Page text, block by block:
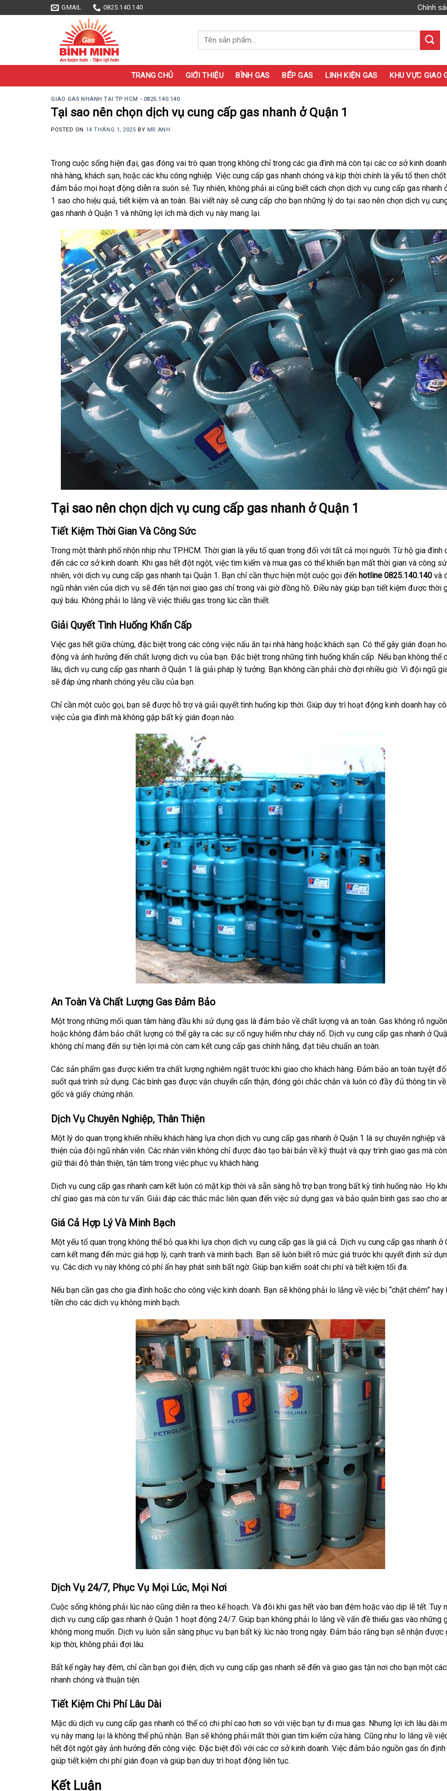
to
GMAIL 0825.140.140 Chính
Tìm
kiếm:
TRANG CHỦ GIỚI THIỆU BÌNH GAS BẾP GAS LINH KIỆN GAS KHU VỰC GIAO
GIAO GAS NHANH TẠI TP HCM - 0825.140.140
Tại sao nên chọn dịch vụ cung cấp gas nhanh ở Quận 1
POSTED ON 14 THÁNG 1, 2025 BY MR ANH
Trong cuộc sống hiện đại, gas đóng vai trò quan trọng không chỉ trong các gia đình mà còn tại các cơ sở kinh
nhà hàng, khách sạn, hoặc các khu công nghiệp. Việc cung cấp gas nhanh chóng và kịp thời chính là yếu tố then
đảm bảo mọi hoạt động diễn ra suôn sẻ. Tuy nhiên, không phải ai cũng biết cách chọn dịch vụ cung cấp gas nhanh
1 sao cho hiệu quả, tiết kiệm và an toàn. Bài viết này sẽ cung cấp cho bạn những lý do tại sao nên chọn dịch vụ
gas nhanh ở Quận 1 và những lợi ích mà dịch vụ này mang lại.
Tại sao nên chọn dịch vụ cung cấp gas nhanh ở Quận 1
Tiết Kiệm Thời Gian Và Công Sức
Trong một thành phố nhộn nhịp như TP.HCM. Thời gian là yếu tố quan trọng đối với tất cả mọi người. Từ hộ gia đình
đến các cơ sở kinh doanh. Khi gas hết đột ngột, việc tìm kiếm và mua gas có thể khiến bạn mất thời gian và công
nhiên, với dịch vụ cung cấp gas nhanh tại Quận 1. Bạn chỉ cần thực hiện một cuộc gọi đến hotline 0825.140.140 và
ngũ nhân viên của dịch vụ sẽ đến tận nơi giao gas chỉ trong vài giờ đồng hồ. Điều này giúp bạn tiết kiệm được thời
quý báu. Không phải lo lắng về việc thiếu gas trong lúc cần thiết.
Giải Quyết Tình Huống Khẩn Cấp
Việc gas hết giữa chừng, đặc biệt trong các công việc nấu ăn tại nhà hàng hoặc khách sạn. Có thể gây gián đoạn
động và ảnh hưởng đến chất lượng dịch vụ của bạn. Đặc biệt trong những tình huống khẩn cấp. Nếu bạn không thể
lâu, dịch vụ cung cấp gas nhanh ở Quận 1 là giải pháp lý tưởng. Bạn không cần phải chờ đợi nhiều giờ. Vì đội ngũ
sẽ đáp ứng nhanh chóng yêu cầu của bạn.
Chỉ cần một cuộc gọi, bạn sẽ được hỗ trợ và giải quyết tình huống kịp thời. Giúp duy trì hoạt động kinh doanh hay
việc của gia đình mà không gặp bất kỳ gián đoạn nào.
An Toàn Và Chất Lượng Gas Đảm Bảo
Một trong những mối quan tâm hàng đầu khi sử dụng gas là đảm bảo về chất lượng và an toàn. Gas không rõ
hoặc không đảm bảo chất lượng có thể gây ra các sự cố nguy hiểm như cháy nổ. Dịch vụ cung cấp gas nhanh ở
không chỉ mang đến sự tiện lợi mà còn cam kết cung cấp gas chính hãng, đạt tiêu chuẩn an toàn.
Các sản phẩm gas được kiểm tra chất lượng nghiêm ngặt trước khi giao cho khách hàng. Đảm bảo an toàn tuyệt
suốt quá trình sử dụng. Các bình gas được vận chuyển cẩn thận, đóng gói chắc chắn và luôn có đầy đủ thông tin
gốc và giấy chứng nhận.
Dịch Vụ Chuyên Nghiệp, Thân Thiện
Một lý do quan trọng khiến nhiều khách hàng lựa chọn dịch vụ cung cấp gas nhanh ở Quận 1 là sự chuyên nghiệp và
thiện của đội ngũ nhân viên. Các nhân viên không chỉ được đào tạo bài bản về kỹ thuật và quy trình giao gas mà
giữ thái độ thân thiện, tận tâm trong việc phục vụ khách hàng.
Dịch vụ cung cấp gas nhanh cam kết luôn có mặt kịp thời và sẵn sàng hỗ trợ bạn trong bất kỳ tình huống nào. Họ
chỉ giao gas mà còn tư vấn. Giải đáp các thắc mắc liên quan đến việc sử dụng gas và bảo quản bình gas sao cho
Giá Cả Hợp Lý Và Minh Bạch
Một yếu tố quan trọng không thể bỏ qua khi lựa chọn dịch vụ cung cấp gas là giá cả. Dịch vụ cung cấp gas nhanh ở
cam kết mang đến mức giá hợp lý, cạnh tranh và minh bạch. Bạn sẽ luôn biết rõ mức giá trước khi quyết định sử
vụ. Các dịch vụ này không có phí ẩn hay phát sinh bất ngờ. Giúp bạn kiểm soát chi phí và tiết kiệm tối đa.
Nếu bạn cần gas cho gia đình hoặc cho công việc kinh doanh. Bạn sẽ không phải lo lắng về việc bị “chặt chém”
tiền cho các dịch vụ không minh bạch.
Dịch Vụ 24/7, Phục Vụ Mọi Lúc, Mọi Nơi
Cuộc sống không phải lúc nào cũng diễn ra theo kế hoạch. Và đôi khi gas hết vào ban đêm hoặc vào dịp lễ tết. Tuy
dịch vụ cung cấp gas nhanh ở Quận 1 hoạt động 24/7. Giúp bạn không phải lo lắng về vấn đề thiếu gas vào những
không mong muốn. Dịch vụ luôn sẵn sàng phục vụ bạn bất kỳ lúc nào trong ngày. Đảm bảo rằng bạn sẽ nhận được
kịp thời, không phải đợi lâu.
Bất kể ngày hay đêm, chỉ cần bạn gọi điện, dịch vụ cung cấp gas nhanh sẽ đến và giao gas tận nơi cho bạn một
nhanh chóng và thuận tiện.
Tiết Kiệm Chi Phí Lâu Dài
Mặc dù dịch vụ cung cấp gas nhanh có thể có chi phí cao hơn so với việc bạn tự đi mua gas. Nhưng lợi ích lâu dài
vụ này mang lại là không thể phủ nhận. Bạn sẽ không phải mất thời gian tìm kiếm cửa hàng. Cũng như lo lắng về
hết đột ngột gây ảnh hưởng đến công việc. Đặc biệt đối với các cơ sở kinh doanh. Việc đảm bảo nguồn gas ổn
giúp tiết kiệm chi phí gián đoạn và giúp bạn duy trì hoạt động liên tục.
Kết Luận